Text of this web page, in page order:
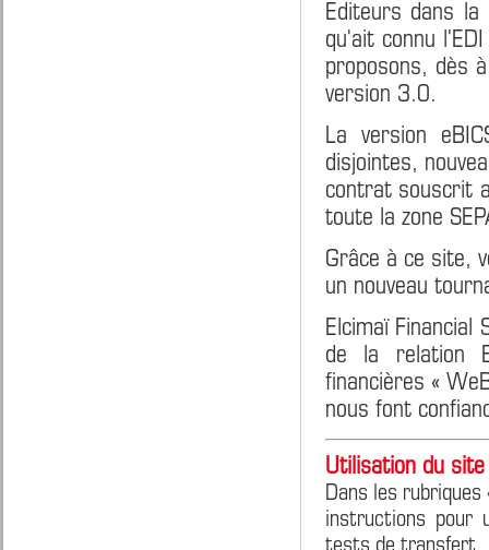
Editeurs dans
qu'ait connu
proposons, dès
version 3.0.
La version
disjointes,
contrat souscrit
toute la zone
Grâce à ce site,
un nouveau
Elcimaï Financial
de la relation
financières «
nous font
Utilisation du
Dans les
instructions pour